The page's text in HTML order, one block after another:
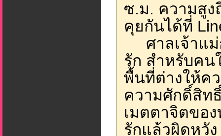
ซ.ม. ความสูง
คุยกันได้ที่
ศาลเจ้าแม่
รัก สำหรับค
พื้นที่ต่างให้ค
ความศักดิ์สิท
เมตตาจิตขอ
รักแล้วผิดหวั